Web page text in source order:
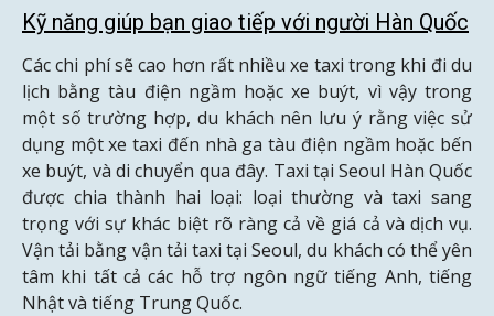
Kỹ năng giúp bạn giao tiếp với người Hàn Quốc
Các chi phí sẽ cao hơn rất nhiều xe taxi trong khi đi du
lịch bằng tàu điện ngầm hoặc xe buýt, vì vậy trong
một số trường hợp, du khách nên lưu ý rằng việc sử
dụng một xe taxi đến nhà ga tàu điện ngầm hoặc bến
xe buýt, và di chuyển qua đây. Taxi tại Seoul Hàn Quốc
được chia thành hai loại: loại thường và taxi sang
trọng với sự khác biệt rõ ràng cả về giá cả và dịch vụ.
Vận tải bằng vận tải taxi tại Seoul, du khách có thể yên
tâm khi tất cả các hỗ trợ ngôn ngữ tiếng Anh, tiếng
Nhật và tiếng Trung Quốc.